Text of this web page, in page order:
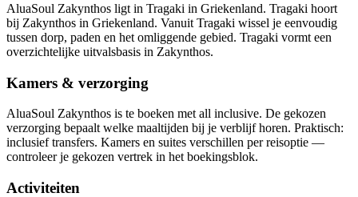
AluaSoul Zakynthos ligt in Tragaki in Griekenland. Tragaki hoort
bij Zakynthos in Griekenland. Vanuit Tragaki wissel je eenvoudig
tussen dorp, paden en het omliggende gebied. Tragaki vormt een
overzichtelijke uitvalsbasis in Zakynthos.
Kamers & verzorging
AluaSoul Zakynthos is te boeken met all inclusive. De gekozen
verzorging bepaalt welke maaltijden bij je verblijf horen. Praktisch:
inclusief transfers. Kamers en suites verschillen per reisoptie —
controleer je gekozen vertrek in het boekingsblok.
Activiteiten